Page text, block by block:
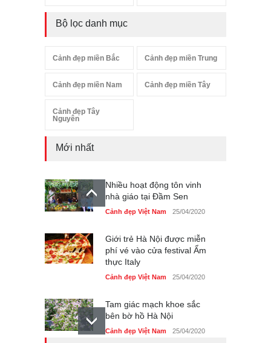
Bộ lọc danh mục
Cảnh đẹp miền Bắc Cảnh đẹp miền Trung
Cảnh đẹp miền Nam Cảnh đẹp miền Tây
Cảnh đẹp Tây
Nguyên
Mới nhất
Nhiều hoạt động tôn vinh
nhà giáo tại Đầm Sen
Cảnh đẹp Việt Nam 25/04/2020
Giới trẻ Hà Nội được miễn
phí vé vào cửa festival Ẩm
thực Italy
Cảnh đẹp Việt Nam 25/04/2020
Tam giác mạch khoe sắc
bên bờ hồ Hà Nội
Cảnh đẹp Việt Nam 25/04/2020